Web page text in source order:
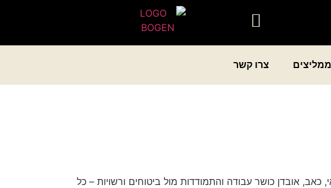
צרו קשר
כאב, אובדן כושר עבודה והתמודדות מול ביטוחים ורשויות – כל